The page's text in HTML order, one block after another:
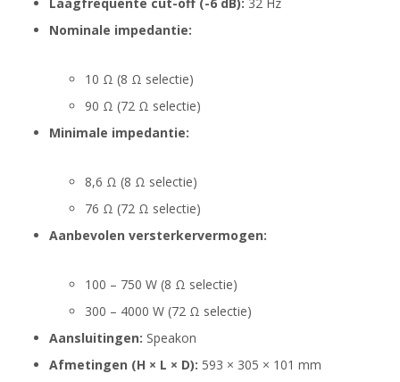
Nominale impedantie:
10 Ω (8 Ω selectie)
90 Ω (72 Ω selectie)
Minimale impedantie:
8,6 Ω (8 Ω selectie)
76 Ω (72 Ω selectie)
Aanbevolen versterkervermogen:
100 – 750 W (8 Ω selectie)
300 – 4000 W (72 Ω selectie)
Aansluitingen: Speakon
Afmetingen (H × L × D): 593 × 305 × 101 mm